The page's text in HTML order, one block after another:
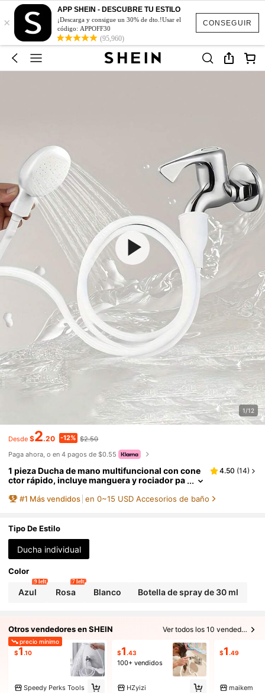
CONSEGUIR
×
APP SHEIN - DESCUBRE TU ESTILO
¡Descarga y consigue un 30% de dto.!Usar el
código: APPOFF30
(95,960)
1/12
Desde $2.20 -12% $2.50
Paga ahora, o en 4 pagos de $0.55
1 pieza Ducha de mano multifuncional con cone
ctor rápido, incluye manguera y rociador pa
átil para caravana, mascotas, gatos y perros, fác
4.50 (14)
#1 Más vendidos en 0~15 USD Accesorios de baño
Tipo De Estilo
Ducha individual
Color
Azul
9 left
Rosa
7 left
Blanco Botella de spray de 30 ml
Otros vendedores en SHEIN Ver todos los 10 vendedores
precio mínimo
$1 .10
Speedy Perks Tools
$1 .43
100+ vendidos
HZyizi
$1 .49
maikem